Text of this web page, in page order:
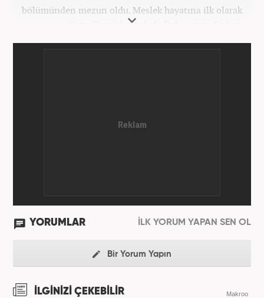
bölümünden mezun oldu. Meslek hayatına ilk olarak
Genç Dergi'de başladı. Daha sonra Sadece
YORUMLAR İLK YORUM YAPAN SEN OL
Bir Yorum Yapın
İLGİNİZİ ÇEKEBİLİR Makroo